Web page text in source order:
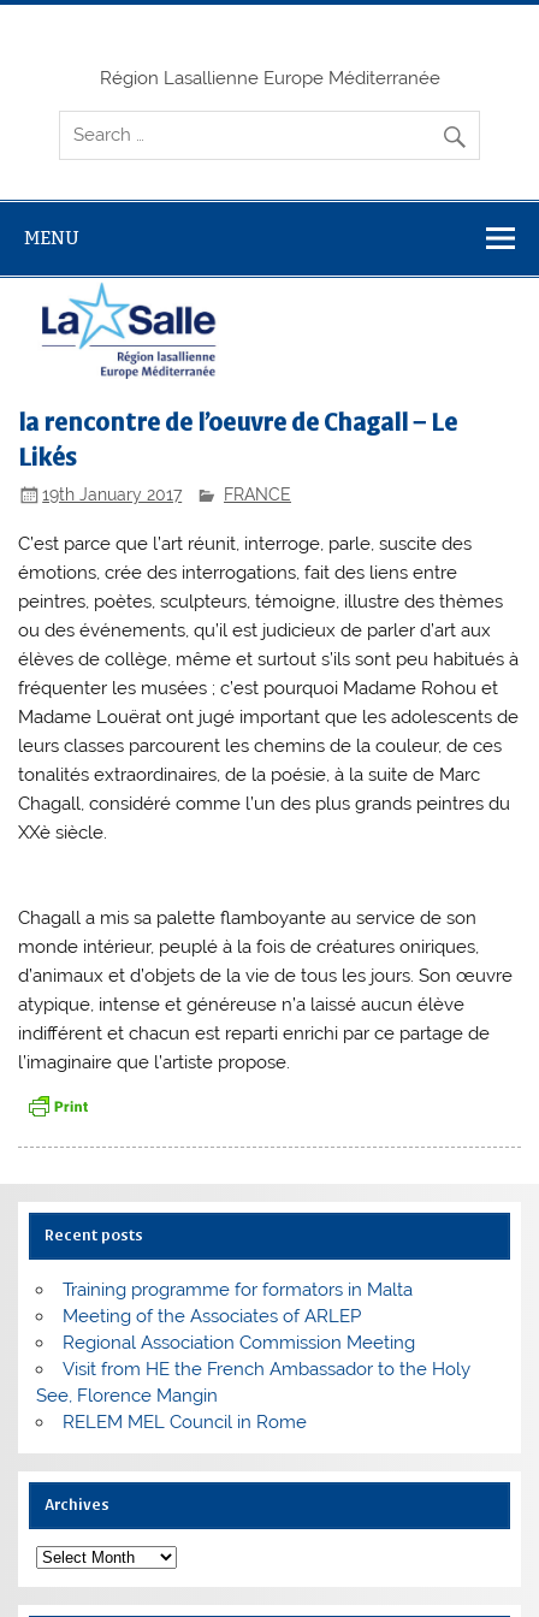
Skip
Région Lasallienne Europe Méditerranée
MENU
la rencontre de l’oeuvre de Chagall – Le
Likés
19th January 2017 FRANCE
C’est parce que l’art réunit, interroge, parle, suscite des
émotions, crée des interrogations, fait des liens entre
peintres, poètes, sculpteurs, témoigne, illustre des thèmes
ou des événements, qu’il est judicieux de parler d’art aux
élèves de collège, même et surtout s’ils sont peu habitués à
fréquenter les musées ; c’est pourquoi Madame Rohou et
Madame Louërat ont jugé important que les adolescents de
leurs classes parcourent les chemins de la couleur, de ces
tonalités extraordinaires, de la poésie, à la suite de Marc
Chagall, considéré comme l’un des plus grands peintres du
XXè siècle.
Chagall a mis sa palette flamboyante au service de son
monde intérieur, peuplé à la fois de créatures oniriques,
d’animaux et d’objets de la vie de tous les jours. Son œuvre
atypique, intense et généreuse n’a laissé aucun élève
indifférent et chacun est reparti enrichi par ce partage de
l’imaginaire que l’artiste propose.
Recent posts
Training programme for formators in Malta
Meeting of the Associates of ARLEP
Regional Association Commission Meeting
Visit from HE the French Ambassador to the Holy
See, Florence Mangin
RELEM MEL Council in Rome
Archives
Archives